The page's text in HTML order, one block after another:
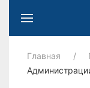
Главная